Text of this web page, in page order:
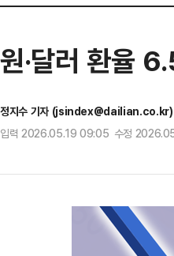
원·달러 환율
정지수 기자 (jsindex@dailian.co.kr)
입력 2026.05.19 09:05 수정